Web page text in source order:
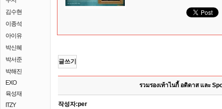
김수현
이종석
아이유
박신혜
박서준
박해진
EXO
육성재
ITZY
글쓰기
รวมรองเท้าไนกี้ อดิดาส และ
작성자:per